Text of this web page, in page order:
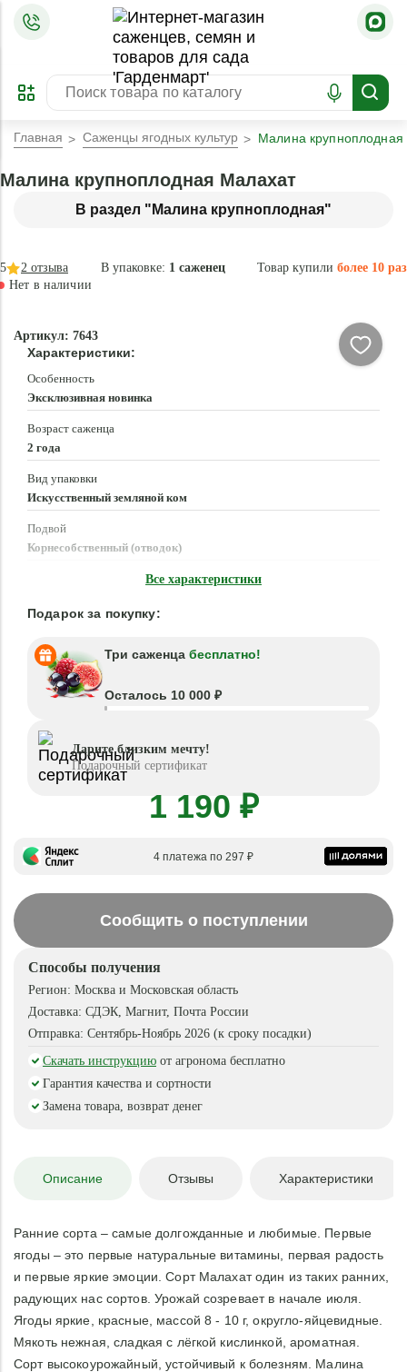
ПРЕДЗАКАЗ
ЗАБРОНИРОВАТЬ
ЛУЧШЕЕ
Главная Саженцы ягодных культур Малина
В раздел "Малина крупноплодная"
Малина крупноплодная Малахат
В упаковке: 1 саженец Товар купили более 10 раз
5 2 отзыва
Нет в наличии
Артикул: 7643
Характеристики:
Особенность
Эксклюзивная новинка
Возраст саженца
2 года
Вид упаковки
Искусственный земляной ком
Подвой
Корнесобственный (отводок)
Все характеристики
Подарок за покупку:
Три саженца бесплатно!
Осталось 10 000 ₽
Дарите близким мечту!
Подарочный сертификат
1 190 ₽
4 платежа по 297 ₽
Сообщить о поступлении
Способы получения
Регион: Москва и Московская область
Доставка: СДЭК, Магнит, Почта России
Отправка: Сентябрь-Ноябрь 2026 (к сроку посадки)
Скачать инструкцию от агронома бесплатно
Гарантия качества и сортности
Замена товара, возврат денег
Описание Отзывы Характеристики
Ранние сорта – самые долгожданные и любимые. Первые
ягоды – это первые натуральные витамины, первая радость
и первые яркие эмоции. Сорт Малахат один из таких ранних,
радующих нас сортов. Урожай созревает в начале июля.
Ягоды яркие, красные, массой 8 - 10 г, округло-яйцевидные.
Мякоть нежная, сладкая с лёгкой кислинкой, ароматная.
Сорт высокоурожайный, устойчивый к болезням. Малина